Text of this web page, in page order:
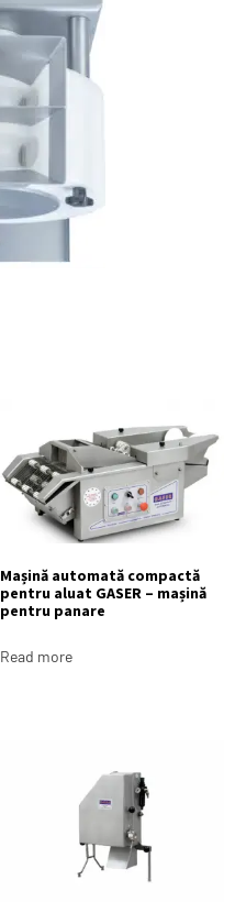
Mașină automată compactă
pentru aluat GASER – mașină
pentru panare
Read more